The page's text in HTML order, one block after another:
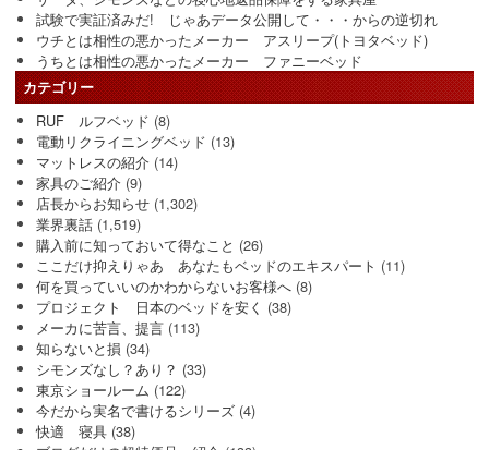
試験で実証済みだ! じゃあデータ公開して・・・からの逆切れ
ウチとは相性の悪かったメーカー アスリープ(トヨタベッド)
うちとは相性の悪かったメーカー ファニーベッド
カテゴリー
RUF ルフベッド (8)
電動リクライニングベッド (13)
マットレスの紹介 (14)
家具のご紹介 (9)
店長からお知らせ (1,302)
業界裏話 (1,519)
購入前に知っておいて得なこと (26)
ここだけ抑えりゃあ あなたもベッドのエキスパート (11)
何を買っていいのかわからないお客様へ (8)
プロジェクト 日本のベッドを安く (38)
メーカに苦言、提言 (113)
知らないと損 (34)
シモンズなし？あり？ (33)
東京ショールーム (122)
今だから実名で書けるシリーズ (4)
快適 寝具 (38)